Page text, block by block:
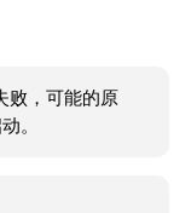
败，可能的原
。